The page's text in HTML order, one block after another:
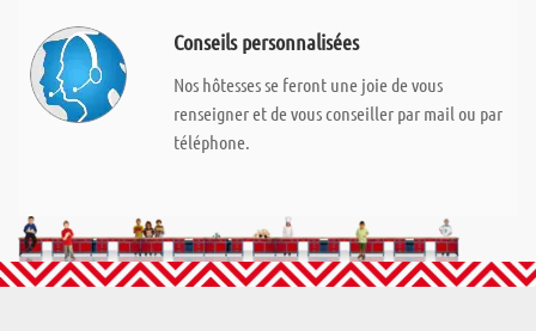
Conseils personnalisées
Nos hôtesses se feront une joie de vous
renseigner et de vous conseiller par mail ou par
téléphone.